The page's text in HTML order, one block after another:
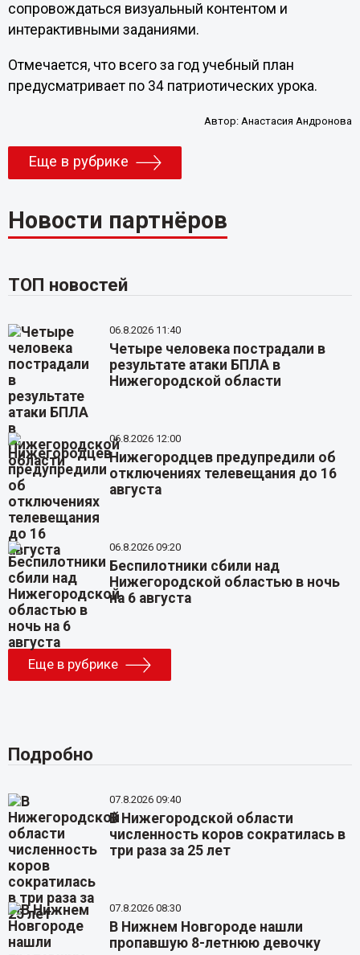
сопровождаться визуальный контентом и
интерактивными заданиями.
Отмечается, что всего за год учебный план
предусматривает по 34 патриотических урока.
Автор: Анастасия Андронова
Еще в рубрике
Новости партнёров
ТОП новостей
06.8.2026 11:40
Четыре человека пострадали в
результате атаки БПЛА в
Нижегородской области
06.8.2026 12:00
Нижегородцев предупредили об
отключениях телевещания до 16
августа
06.8.2026 09:20
Беспилотники сбили над
Нижегородской областью в ночь
на 6 августа
Еще в рубрике
Подробно
07.8.2026 09:40
В Нижегородской области
численность коров сократилась в
три раза за 25 лет
07.8.2026 08:30
В Нижнем Новгороде нашли
пропавшую 8-летнюю девочку